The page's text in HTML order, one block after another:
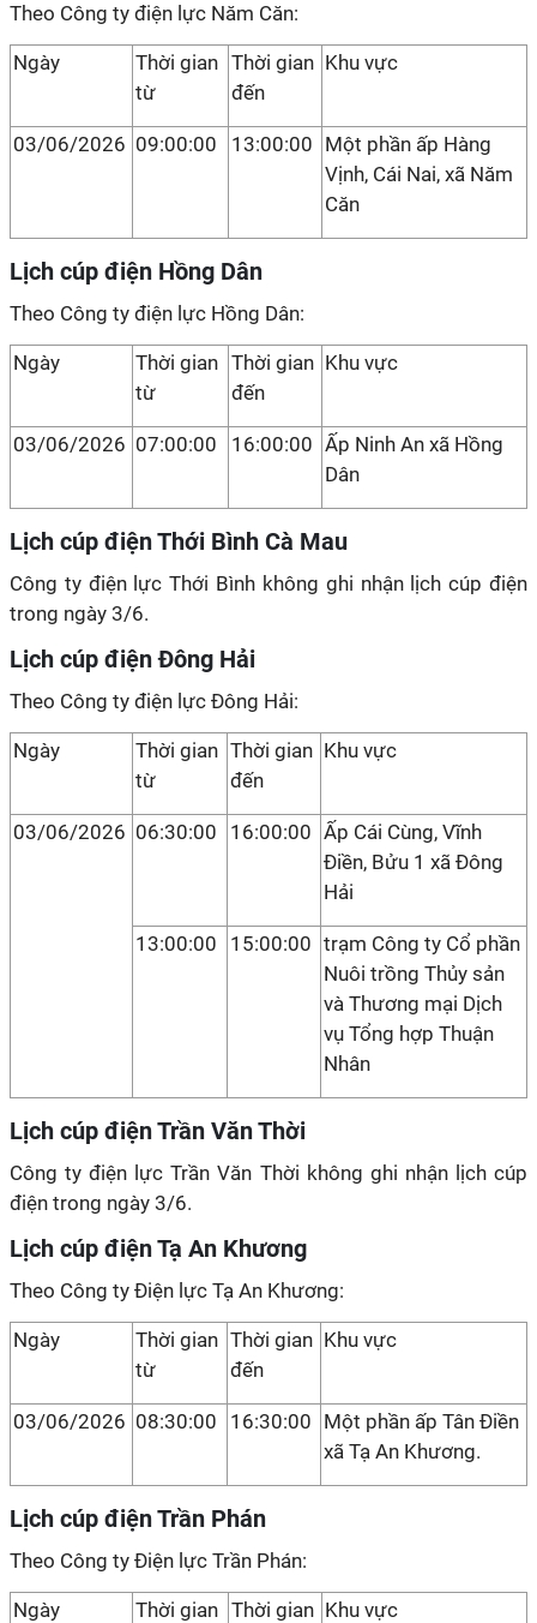
Theo Công ty điện lực Năm Căn:
Ngày
Thời gian
từ
Thời gian
đến
Khu vực
03/06/2026 09:00:00 13:00:00 Một phần ấp Hàng
Vịnh, Cái Nai, xã Năm
Căn
Lịch cúp điện Hồng Dân
Theo Công ty điện lực Hồng Dân:
Ngày
Thời gian
từ
Thời gian
đến
Khu vực
03/06/2026 07:00:00 16:00:00 Ấp Ninh An xã Hồng
Dân
Lịch cúp điện Thới Bình Cà Mau
Công ty điện lực Thới Bình không ghi nhận lịch cúp điện
trong ngày 3/6.
Lịch cúp điện Đông Hải
Theo Công ty điện lực Đông Hải:
Ngày
Thời gian
từ
Thời gian
đến
Khu vực
03/06/2026 06:30:00 16:00:00 Ấp Cái Cùng, Vĩnh
Điền, Bửu 1 xã Đông
Hải
13:00:00 15:00:00 trạm Công ty Cổ phần
Nuôi trồng Thủy sản
và Thương mại Dịch
vụ Tổng hợp Thuận
Nhân
Lịch cúp điện Trần Văn Thời
Công ty điện lực Trần Văn Thời không ghi nhận lịch cúp
điện trong ngày 3/6.
Lịch cúp điện Tạ An Khương
Theo Công ty Điện lực Tạ An Khương:
Ngày
Thời gian
từ
Thời gian
đến
Khu vực
03/06/2026 08:30:00 16:30:00 Một phần ấp Tân Điền
xã Tạ An Khương.
Lịch cúp điện Trần Phán
Theo Công ty Điện lực Trần Phán:
Ngày Thời gian Thời gian Khu vực